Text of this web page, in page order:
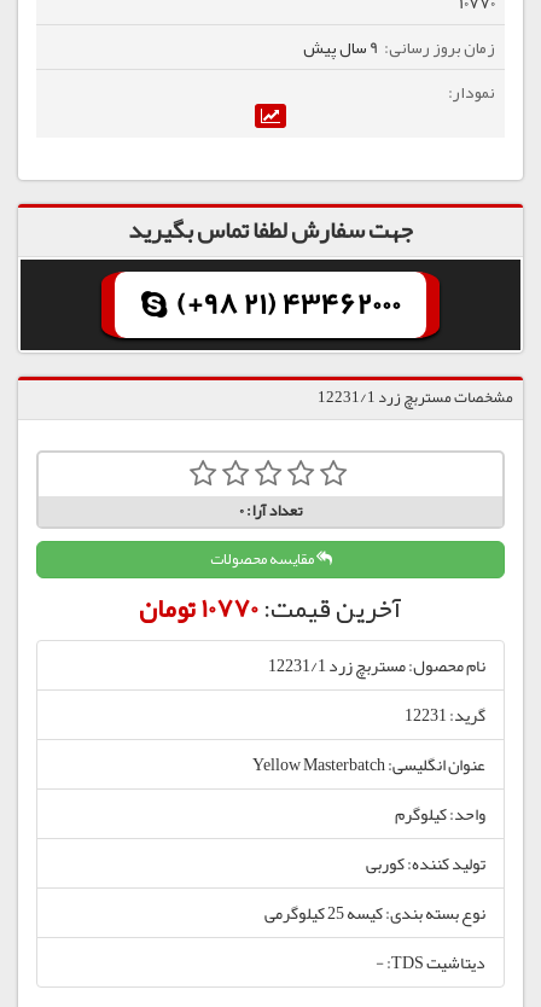
9 سال پیش
جهت سفارش لطفا تماس بگیرید
(+98 21) 43462000
مشخصات مستربچ زرد 12231/1
تعداد آرا:0
مقایسه محصولات
آخرین قیمت:10770 تومان
نام محصول: مستربچ زرد 12231/1
گرید: 12231
عنوان انگلیسی: Yellow Masterbatch
واحد: کیلوگرم
تولید کننده: کوربی
نوع بسته بندی: کیسه 25 کیلوگرمی
دیتاشیت TDS: -